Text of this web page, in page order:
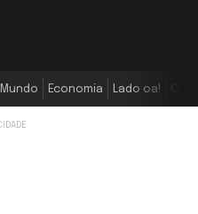
Mundo Economia Lado oa!